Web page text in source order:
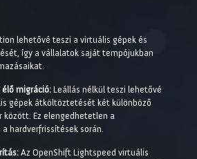
lehetővé teszi a virtuális gépek és
így a vállalatok saját tempójukban
migráció: Leállás nélkül teszi lehetővé
gépek átköltöztetését két különböző
között. Ez elengedhetetlen a
hardverfrissítések során.
Az OpenShift Lightspeed virtuális